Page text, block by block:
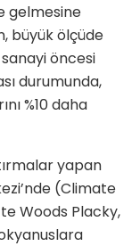
gelmesine
büyük ölçüde
öncesi
durumunda,
%10 daha
yapan
(Climate
Woods Placky,